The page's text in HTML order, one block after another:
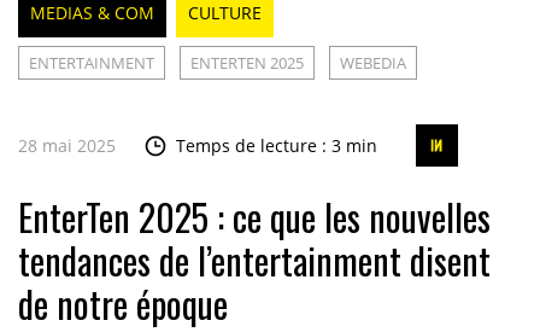
MEDIAS & COM CULTURE
ENTERTAINMENT ENTERTEN 2025 WEBEDIA
28 mai 2025 Temps de lecture : 3 min
EnterTen 2025 : ce que les nouvelles
tendances de l’entertainment disent
de notre époque